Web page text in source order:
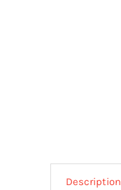
Description